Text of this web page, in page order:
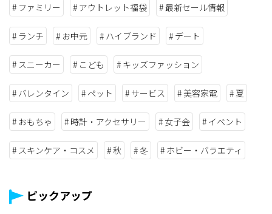
ピックアップ
ファミリー アウトレット福袋 最新セール情報
ランチ お中元 ハイブランド デート
スニーカー こども キッズファッション
バレンタイン ペット サービス 美容家電 夏
おもちゃ 時計・アクセサリー 女子会 イベント
スキンケア・コスメ 秋 冬 ホビー・バラエティ